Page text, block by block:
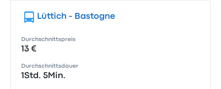
Lüttich - Bastogne
Durchschnittspreis
13 €
Durchschnittsdauer
1Std. 5Min.